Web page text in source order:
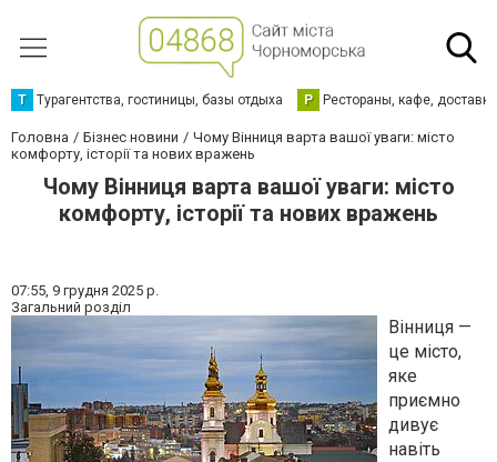
Т Турагентства, гостиницы, базы отдыха Р Рестораны, кафе,
Головна Бізнес новини
Чому Вінниця варта вашої уваги: місто
комфорту, історії та нових вражень
Чому Вінниця варта вашої уваги: місто
комфорту, історії та нових вражень
07:55, 9 грудня 2025 р.
Загальний розділ
Вінниця —
це місто,
яке
приємно
дивує
навіть